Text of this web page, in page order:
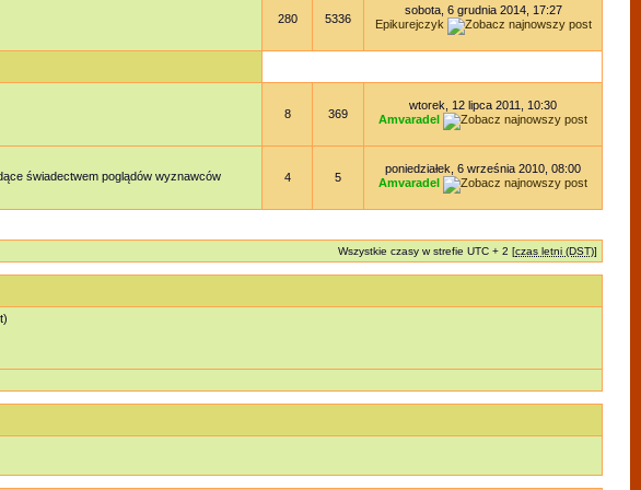
280 5336
sobota, 6 grudnia 2014, 17:27
Epikurejczyk
8 369
wtorek, 12 lipca 2011, 10:30
Amvaradel
świadectwem poglądów wyznawców
4 5
poniedziałek, 6 września 2010, 08:00
Amvaradel
Wszystkie czasy w strefie UTC + 2 [czas letni (DST)]